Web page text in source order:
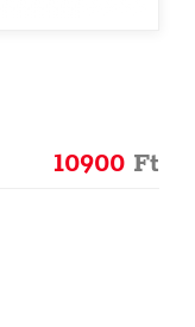
10900 Ft